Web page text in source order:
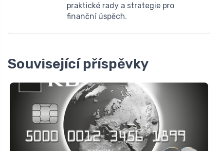
praktické rady a strategie pro
finanční úspěch.
Související příspěvky